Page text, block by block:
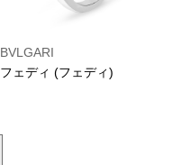
BVLGARI
フェディ (フェディ)